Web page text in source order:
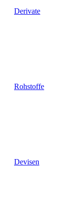
Derivate
Rohstoffe
Devisen